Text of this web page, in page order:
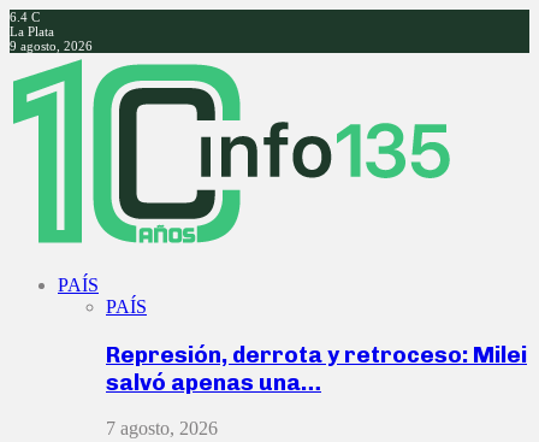
6.4 C
La Plata
9 agosto, 2026
Facebook
Twitter
Instagram
Youtube
PAÍS
PAÍS
Represión, derrota y retroceso: Milei
salvó apenas una…
7 agosto, 2026